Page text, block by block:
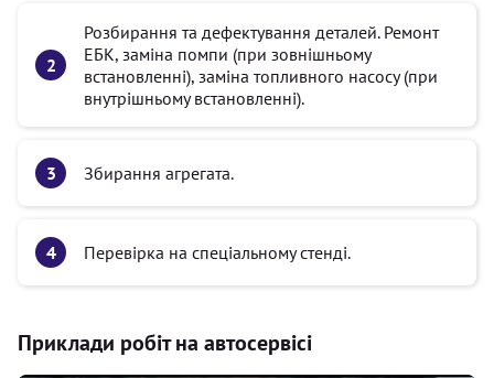
Розбирання та дефектування деталей. Ремонт
ЕБК, заміна помпи (при зовнішньому
встановленні), заміна топливного насосу (при
внутрішньому встановленні).
Збирання агрегата.
Перевірка на спеціальному стенді.
Приклади робіт на автосервісі